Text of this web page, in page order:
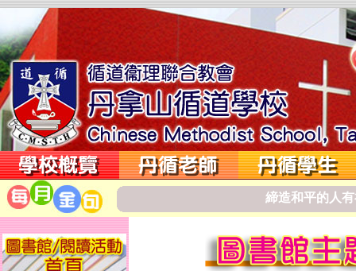
締造和平的 人有